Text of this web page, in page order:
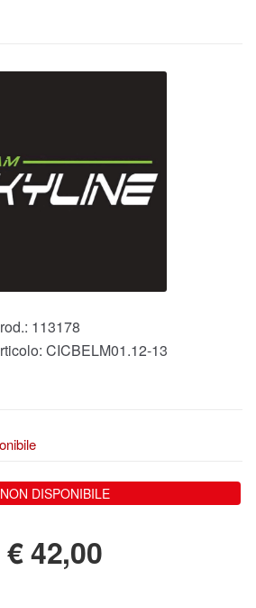
113178
CICBELM01.12-13
NON DISPONIBILE
€42,00